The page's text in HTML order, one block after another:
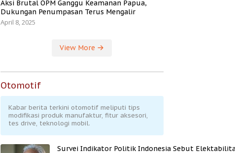
Aksi Brutal OPM Ganggu Keamanan Papua,
Dukungan Penumpasan Terus Mengalir
April 8, 2025
View More
Otomotif
Kabar berita terkini otomotif meliputi tips
modifikasi produk manufaktur, fitur aksesori,
tes drive, teknologi mobil.
Survei Indikator Politik Indonesia Sebut